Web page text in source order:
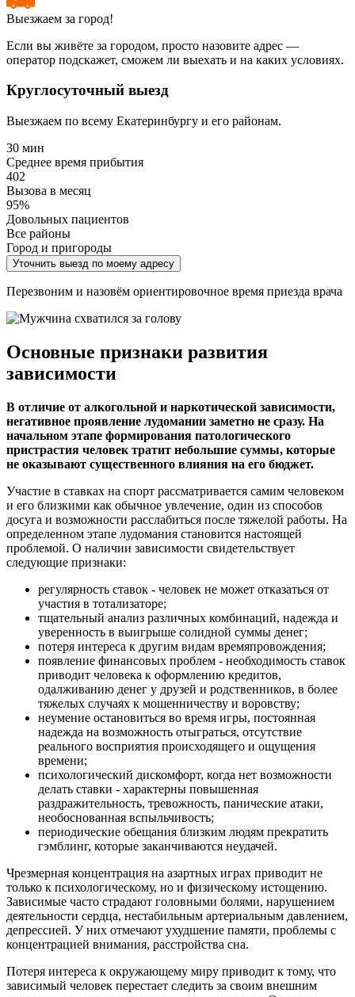
Выезжаем за город!
Если вы живёте за городом, просто назовите адрес —
оператор подскажет, сможем ли выехать и на каких условиях.
Круглосуточный выезд
Выезжаем по всему Екатеринбургу и его районам.
30 мин
Среднее время прибытия
402
Вызова в месяц
95%
Довольных пациентов
Все районы
Город и пригороды
Уточнить выезд по моему адресу
Перезвоним и назовём ориентировочное время приезда врача
Основные признаки развития
зависимости
В отличие от алкогольной и наркотической зависимости,
негативное проявление лудомании заметно не сразу. На
начальном этапе формирования патологического
пристрастия человек тратит небольшие суммы, которые
не оказывают существенного влияния на его бюджет.
Участие в ставках на спорт рассматривается самим человеком
и его близкими как обычное увлечение, один из способов
досуга и возможности расслабиться после тяжелой работы. На
определенном этапе лудомания становится настоящей
проблемой. О наличии зависимости свидетельствует
следующие признаки:
регулярность ставок - человек не может отказаться от
участия в тотализаторе;
тщательный анализ различных комбинаций, надежда и
уверенность в выигрыше солидной суммы денег;
потеря интереса к другим видам времяпровождения;
появление финансовых проблем - необходимость ставок
приводит человека к оформлению кредитов,
одалживанию денег у друзей и родственников, в более
тяжелых случаях к мошенничеству и воровству;
неумение остановиться во время игры, постоянная
надежда на возможность отыграться, отсутствие
реального восприятия происходящего и ощущения
времени;
психологический дискомфорт, когда нет возможности
делать ставки - характерны повышенная
раздражительность, тревожность, панические атаки,
необоснованная вспыльчивость;
периодические обещания близким людям прекратить
гэмблинг, которые заканчиваются неудачей.
Чрезмерная концентрация на азартных играх приводит не
только к психологическому, но и физическому истощению.
Зависимые часто страдают головными болями, нарушением
деятельности сердца, нестабильным артериальным давлением,
депрессией. У них отмечают ухудшение памяти, проблемы с
концентрацией внимания, расстройства сна.
Потеря интереса к окружающему миру приводит к тому, что
зависимый человек перестает следить за своим внешним